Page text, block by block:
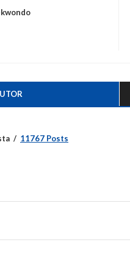
11767 Posts